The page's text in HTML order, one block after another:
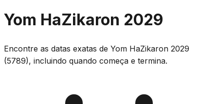
Yom HaZikaron 2029
Encontre as datas exatas de Yom HaZikaron 2029
(5789), incluindo quando começa e termina.